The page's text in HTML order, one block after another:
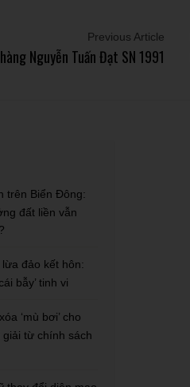
Previous Article
Nguyễn Tuấn Đạt SN 1991
trên Biển Đông:
đất liền vẫn
đảo kết hôn:
bẫy’ tinh vi
‘mù bơi’ cho
giải từ chính sách